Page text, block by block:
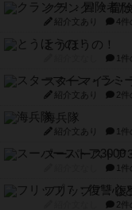
クランク! ：冒
紹介文あり 4件
とうほうの！
1件
スターマイン
紹介文あり 2件
海兵隊
紹介文あり 1件
スーパーストア
1件
フリップ７：復
2件